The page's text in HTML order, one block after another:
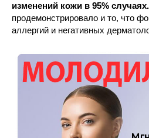
изменений кожи в 95% случаях.
продемонстрировало и то, что
аллергий и негативных